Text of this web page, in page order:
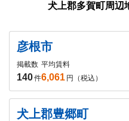
犬上郡多賀町周辺
彦根市
掲載数
140件
平均賃料
6,061 円（税込）
犬上郡豊郷町